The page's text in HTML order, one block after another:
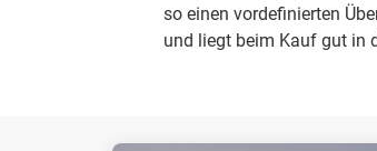
so einen vordefinierten
und liegt beim Kauf gut in